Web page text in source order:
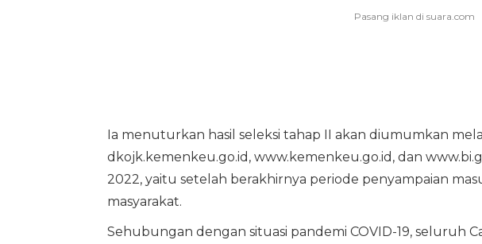
Ia menuturkan hasil seleksi tahap II akan diumumkan
dkojk.kemenkeu.go.id, www.kemenkeu.go.id, dan
2022, yaitu setelah berakhirnya periode penyampaian
masyarakat.
Sehubungan dengan situasi pandemi COVID-19, seluruh